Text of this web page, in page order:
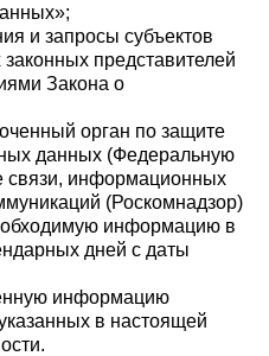
и запросы субъектов
представителей
Закона о
орган по защите
данных (Федеральную
связи, информационных
(Роскомнадзор)
информацию в
дней с даты
информацию
в настоящей